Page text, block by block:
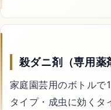
殺ダニ剤（専用薬
家庭園芸用のボトルで
タイプ・成虫に効くタ